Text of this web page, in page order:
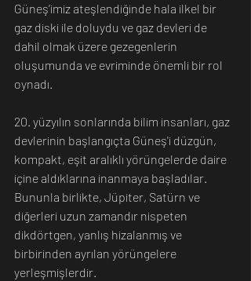
Güneş’imiz ateşlendiğinde hala ilkel bir
gaz diski ile doluydu ve gaz devleri de
dahil olmak üzere gezegenlerin
oluşumunda ve evriminde önemli bir rol
oynadı.
20. yüzyılın sonlarında bilim insanları, gaz
devlerinin başlangıçta Güneş'i düzgün,
kompakt, eşit aralıklı yörüngelerde daire
içine aldıklarına inanmaya başladılar.
Bununla birlikte, Jüpiter, Satürn ve
diğerleri uzun zamandır nispeten
dikdörtgen, yanlış hizalanmış ve
birbirinden ayrılan yörüngelere
yerleşmişlerdir.